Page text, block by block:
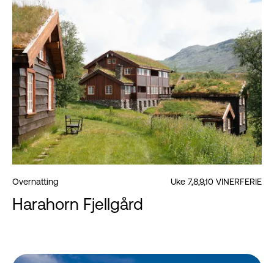
Overnatting Uke 7,8,9,10 VINERFERIE
Harahorn Fjellgård